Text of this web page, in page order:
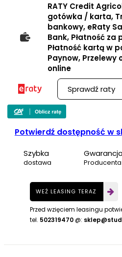
RATY Credit
gotówka / karta,
bankowy, eRaty
Bank, Płatność za
Płatność kartą w
Paynow, Przelewy
online
Sprawdź raty
Potwierdź dostępność w
Szybka
dostawa Producenta
WEŹ LEASING TERAZ
Przed wzięciem leasingu
tel. 502319470 @: